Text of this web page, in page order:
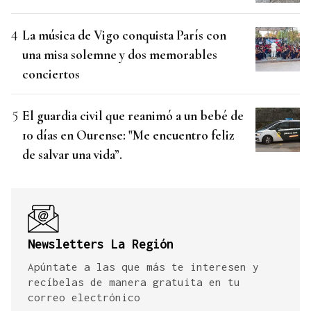
La música de Vigo conquista París con
una misa solemne y dos memorables
conciertos
El guardia civil que reanimó a un bebé de
10 días en Ourense: "Me encuentro feliz
de salvar una vida”.
Newsletters La Región
Apúntate a las que más te interesen y
recíbelas de manera gratuita en tu
correo electrónico